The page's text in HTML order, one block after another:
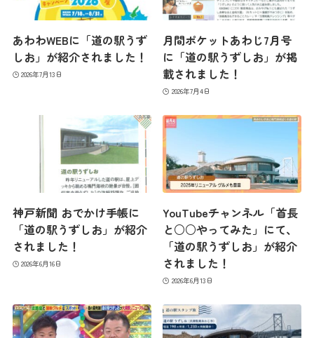
あわわWEBに「道の駅うず
しお」が紹介されました！
2026年7月13日
月間ポケットあわじ7月号
に「道の駅うずしお」が掲
載されました！
2026年7月4日
神戸新聞 おでかけ手帳に
「道の駅うずしお」が紹介
されました！
2026年6月16日
YouTubeチャンネル「首長
と○○やってみた」にて、
「道の駅うずしお」が紹介
されました！
2026年6月13日